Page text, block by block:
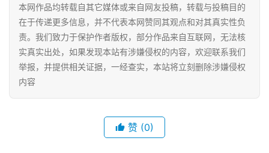
本网作品均转载自其它媒体或来自网友投稿，转载与投稿目的
在于传递更多信息，并不代表本网赞同其观点和对其真实性负
责。我们致力于保护作者版权，部分作品来自互联网，无法核
实真实出处，如果发现本站有涉嫌侵权的内容，欢迎联系我们
举报，并提供相关证据，一经查实，本站将立刻删除涉嫌侵权
内容
赞 (0)